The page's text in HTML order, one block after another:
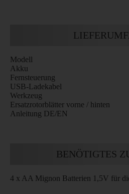
Modell
Akku
Fernsteuerung
USB-Ladekabel
Werkzeug
Ersatzrotorblätter vorne / hinten
Anleitung DE/EN
BENÖTIGTES
4 x AA Mignon Batterien 1,5V für